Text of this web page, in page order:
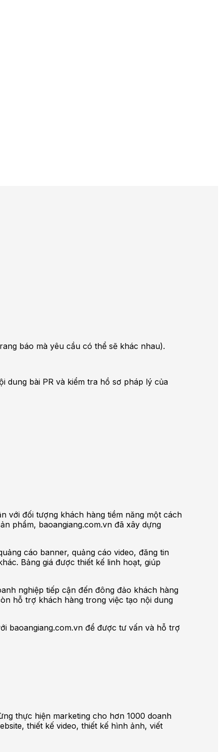
báo mà yêu cầu có thể sẽ khác nhau).
dung bài PR và kiểm tra hồ sơ pháp lý của
với đối tượng khách hàng tiềm năng một cách
phẩm, baoangiang.com.vn đã xây dựng
cáo banner, quảng cáo video, đăng tin
Bảng giá được thiết kế linh hoạt, giúp
nghiệp tiếp cận đến đông đảo khách hàng
hỗ trợ khách hàng trong việc tạo nội dung
baoangiang.com.vn để được tư vấn và hỗ trợ
thực hiện marketing cho hơn 1000 doanh
thiết kế video, thiết kế hình ảnh, viết